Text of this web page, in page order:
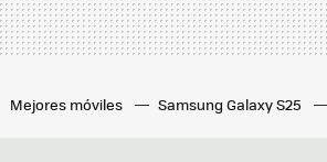
Mejores móviles Samsung Galaxy S25